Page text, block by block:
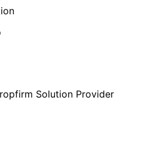
Solution Provider